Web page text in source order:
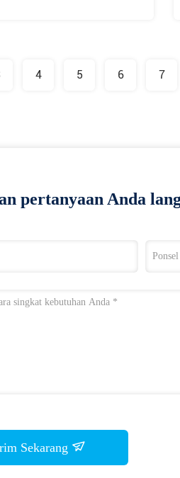
4 5 6 7
pertanyaan Anda
Sekarang